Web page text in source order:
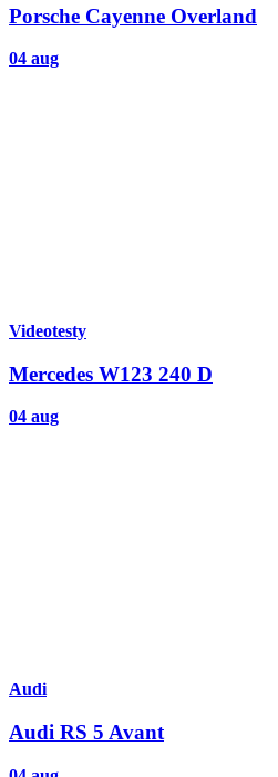
Porsche Cayenne Overland
04 aug
Videotesty
Mercedes W123 240 D
04 aug
Audi
Audi RS 5 Avant